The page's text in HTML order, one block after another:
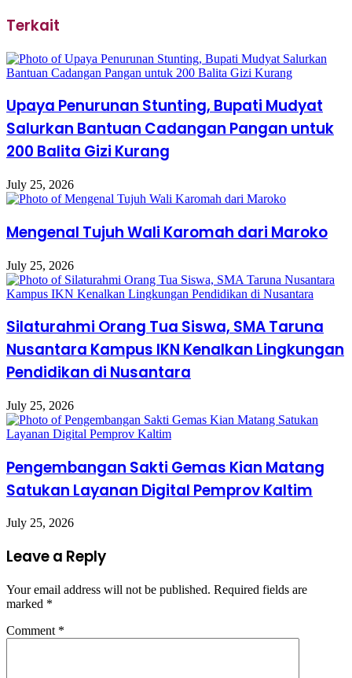
Terkait
Upaya Penurunan Stunting, Bupati Mudyat
Salurkan Bantuan Cadangan Pangan untuk
200 Balita Gizi Kurang
July 25, 2026
Mengenal Tujuh Wali Karomah dari Maroko
July 25, 2026
Silaturahmi Orang Tua Siswa, SMA Taruna
Nusantara Kampus IKN Kenalkan Lingkungan
Pendidikan di Nusantara
July 25, 2026
Pengembangan Sakti Gemas Kian Matang
Satukan Layanan Digital Pemprov Kaltim
July 25, 2026
Leave a Reply
Your email address will not be published. Required fields are
marked *
Comment *